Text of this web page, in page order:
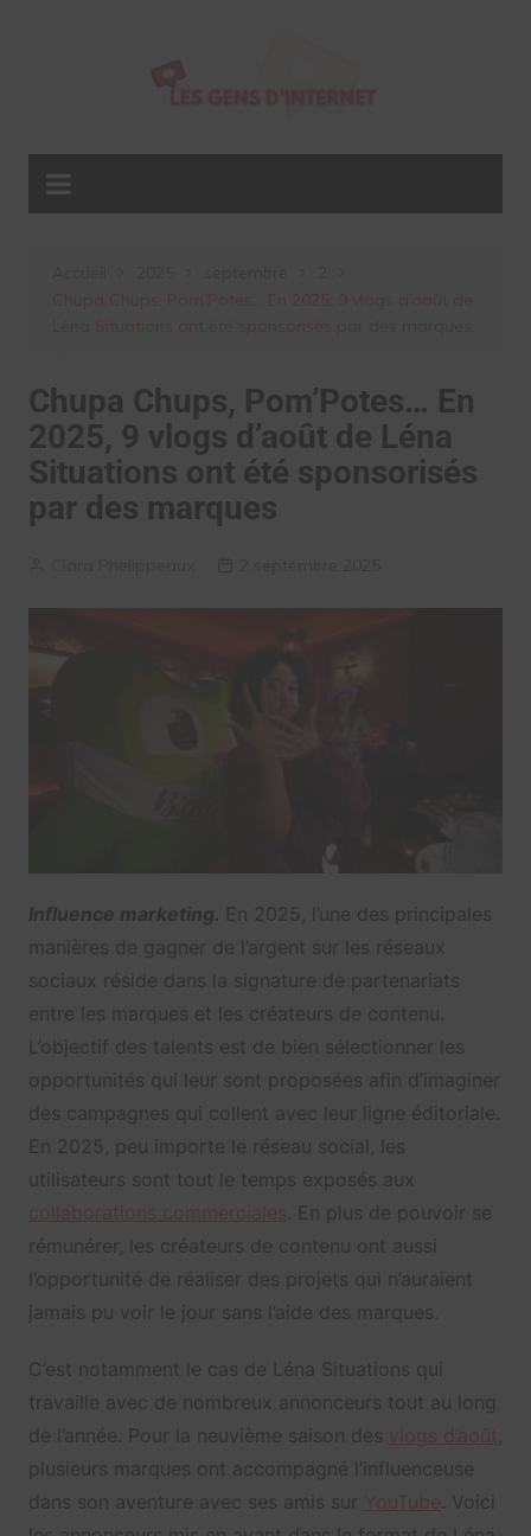
Chupa Chups, Pom’Potes… En
2025, 9 vlogs d’août de Léna
Situations ont été sponsorisés
par des marques
Influence marketing. En 2025, l’une des principales
manières de gagner de l’argent sur les réseaux
sociaux réside dans la signature de partenariats
entre les marques et les créateurs de contenu.
L’objectif des talents est de bien sélectionner les
opportunités qui leur sont proposées afin d’imaginer
des campagnes qui collent avec leur ligne éditoriale.
En 2025, peu importe le réseau social, les
utilisateurs sont tout le temps exposés aux
. En plus de pouvoir se
rémunérer, les créateurs de contenu ont aussi
l’opportunité de réaliser des projets qui n’auraient
jamais pu voir le jour sans l’aide des marques.
C’est notamment le cas de Léna Situations qui
travaille avec de nombreux annonceurs tout au long
de l’année. Pour la neuvième saison des
,
plusieurs marques ont accompagné l’influenceuse
dans son aventure avec ses amis sur
. Voici